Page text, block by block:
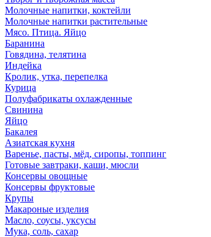
Молочные напитки, коктейли
Молочные напитки растительные
Мясо. Птица. Яйцо
Баранина
Говядина, телятина
Индейка
Кролик, утка, перепелка
Курица
Полуфабрикаты охлажденные
Свинина
Яйцо
Бакалея
Азиатская кухня
Варенье, пасты, мёд, сиропы, топпинг
Готовые завтраки, каши, мюсли
Консервы овощные
Консервы фруктовые
Крупы
Макароные изделия
Масло, соусы, уксусы
Мука, соль, сахар